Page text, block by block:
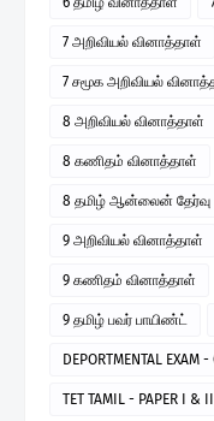
7 அறிவியல் வினாத்தாள்
7 சமூக அறிவியல்
8 அறிவியல் வினாத்தாள்
8 கணிதம் வினாத்தாள்
8 தமிழ் ஆன்லைன் தேர்வு
9 அறிவியல் வினாத்தாள்
9 கணிதம் வினாத்தாள்
9 தமிழ் பவர் பாயிண்ட்
DEPORTMENTAL EXAM
TET TAMIL - PAPER I & II